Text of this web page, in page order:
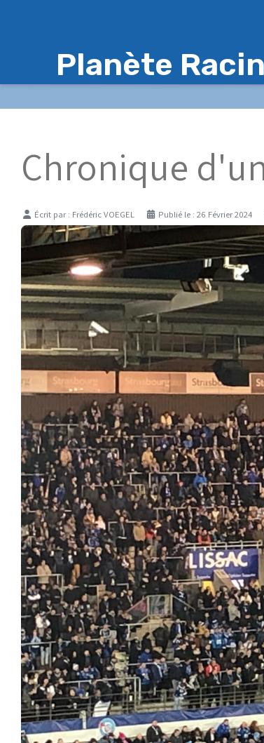
Planète
Chronique
DétailsÉcrit par : Frédéric VOEGEL Publié le : 26 Février 2024